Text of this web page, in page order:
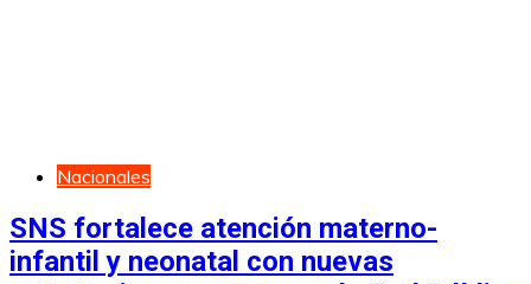
Nacionales
SNS fortalece atención materno-
infantil y neonatal con nuevas